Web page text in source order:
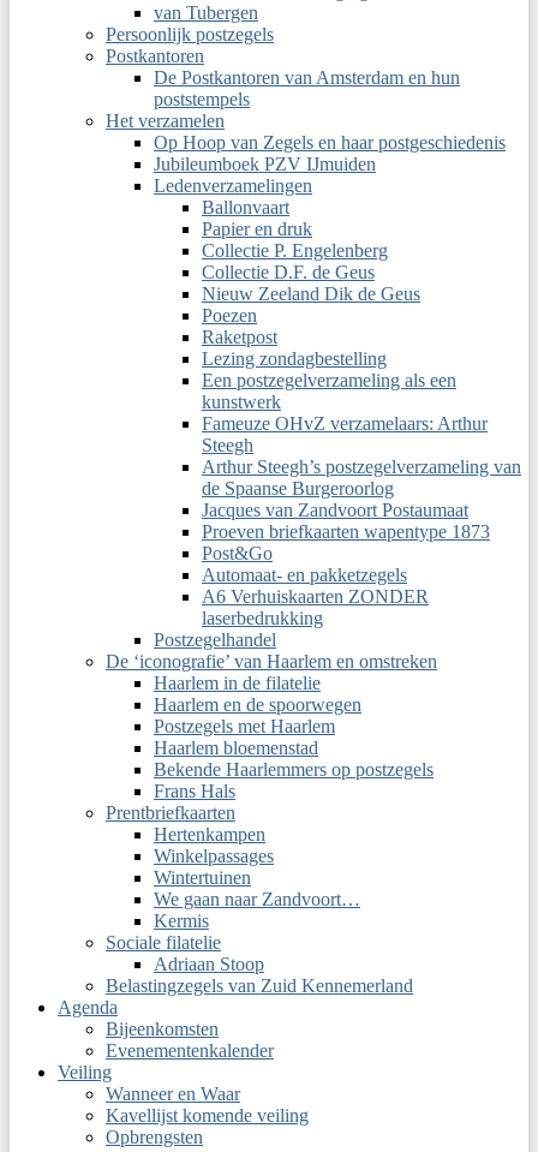
van Tubergen
Persoonlijk postzegels
Postkantoren
De Postkantoren van Amsterdam en hun
poststempels
Het verzamelen
Op Hoop van Zegels en haar postgeschiedenis
Jubileumboek PZV IJmuiden
Ledenverzamelingen
Ballonvaart
Papier en druk
Collectie P. Engelenberg
Collectie D.F. de Geus
Nieuw Zeeland Dik de Geus
Poezen
Raketpost
Lezing zondagbestelling
Een postzegelverzameling als een
kunstwerk
Fameuze OHvZ verzamelaars: Arthur
Steegh
Arthur Steegh’s postzegelverzameling van
de Spaanse Burgeroorlog
Jacques van Zandvoort Postaumaat
Proeven briefkaarten wapentype 1873
Post&Go
Automaat- en pakketzegels
A6 Verhuiskaarten ZONDER
laserbedrukking
Postzegelhandel
De ‘iconografie’ van Haarlem en omstreken
Haarlem in de filatelie
Haarlem en de spoorwegen
Postzegels met Haarlem
Haarlem bloemenstad
Bekende Haarlemmers op postzegels
Frans Hals
Prentbriefkaarten
Hertenkampen
Winkelpassages
Wintertuinen
We gaan naar Zandvoort…
Kermis
Sociale filatelie
Adriaan Stoop
Belastingzegels van Zuid Kennemerland
Agenda
Bijeenkomsten
Evenementenkalender
Veiling
Wanneer en Waar
Kavellijst komende veiling
Opbrengsten